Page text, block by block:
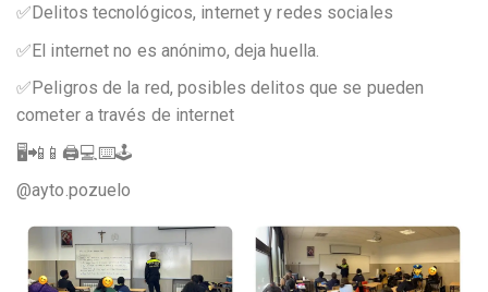
✅Delitos tecnológicos, internet y redes sociales
✅El internet no es anónimo, deja huella.
✅Peligros de la red, posibles delitos que se pueden
cometer a través de internet
🖥️📲📱🖨️💻⌨️🕹️
@ayto.pozuelo